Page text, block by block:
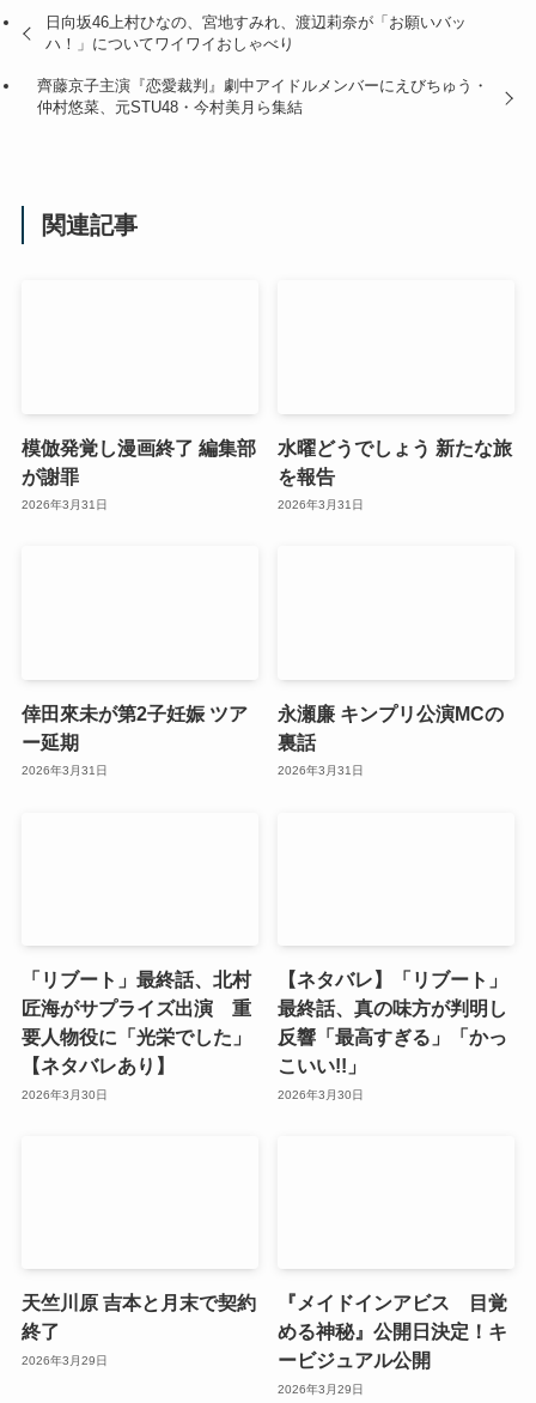
日向坂46上村ひなの、宮地すみれ、渡辺莉奈が「お願いバッ
ハ！」についてワイワイおしゃべり
齊藤京子主演『恋愛裁判』劇中アイドルメンバーにえびちゅう・
仲村悠菜、元STU48・今村美月ら集結
関連記事
模倣発覚し漫画終了 編集部
が謝罪
2026年3月31日
水曜どうでしょう 新たな旅
を報告
2026年3月31日
倖田來未が第2子妊娠 ツア
ー延期
2026年3月31日
永瀬廉 キンプリ公演MCの
裏話
2026年3月31日
「リブート」最終話、北村
匠海がサプライズ出演 重
要人物役に「光栄でした」
【ネタバレあり】
2026年3月30日
【ネタバレ】「リブート」
最終話、真の味方が判明し
反響「最高すぎる」「かっ
こいい!!」
2026年3月30日
天竺川原 吉本と月末で契約
終了
2026年3月29日
『メイドインアビス 目覚
める神秘』公開日決定！キ
ービジュアル公開
2026年3月29日